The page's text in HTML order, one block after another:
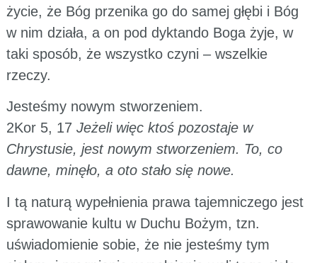
życie, że Bóg przenika go do samej głębi i Bóg
w nim działa, a on pod dyktando Boga żyje, w
taki sposób, że wszystko czyni – wszelkie
rzeczy.
Jesteśmy nowym stworzeniem.
2Kor 5, 17 Jeżeli więc ktoś pozostaje w
Chrystusie, jest nowym stworzeniem. To, co
dawne, minęło, a oto stało się nowe.
I tą naturą wypełnienia prawa tajemniczego jest
sprawowanie kultu w Duchu Bożym, tzn.
uświadomienie sobie, że nie jesteśmy tym